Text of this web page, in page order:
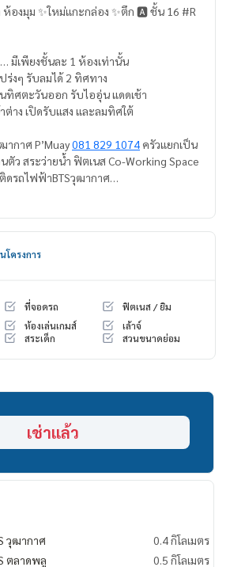
ห้องมุม ✨ใหม่แกะกล่อง ✨ตึก 🅰️ ชั้น 16 #R
มีเพียงชั้นละ 1 ห้องเท่านั้น
ปร่งๆ รับลมได้ 2 ทิศทาง
ทิศตะวันออก รับไออุ่น แดดเช้า
ต่าง เปิดรับแสง และลมทิศใต้
กาศ P’Muay081 829 1074 ครัวแยกเป็น
ตัว สระว่ายน้ำ ฟิตเนส Co-Working Space
ดรถไฟฟ้าBTSวุฒากาศ
ย/มิ้นท์
(พี่หมวย),096 942 9666
line.me/ti/p/zV9yy2jjLp(พี่หมวย)
ไม่รวมพร็อพตกแต่งนะคะ 🥹 )
ลื่อน
ฟหัวเตียง + ที่นอนอย่างดี 6 ฟุต + ชุดเครื่อง
1074
โครงการ
ที่จอดรถ
ฟิตเนส / ยิม
ห้องเล่นเกมส์
เล้าจ์
สระเด็ก สวนขนาดย่อม
เช่าแล้ว
วุฒากาศ
0.4 กิโลเมตร
ตลาดพลู
0.5 กิโลเมตร